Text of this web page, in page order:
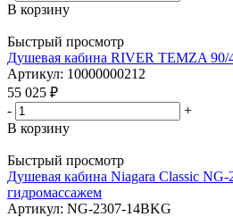
В корзину
Быстрый просмотр
Душевая кабина RIVER TEMZA 90/
Артикул: 10000000212
55 025 ₽
-
+
В корзину
Быстрый просмотр
Душевая кабина Niagara Classic
гидромассажем
Артикул: NG-2307-14BKG